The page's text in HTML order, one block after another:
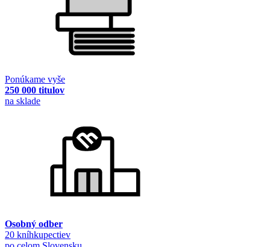
Ponúkame vyše
250 000 titulov
na sklade
Osobný odber
20 kníhkupectiev